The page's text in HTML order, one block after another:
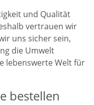
und Qualität
vertrauen wir
uns sicher sein,
die Umwelt
lebenswerte Welt für
bestellen